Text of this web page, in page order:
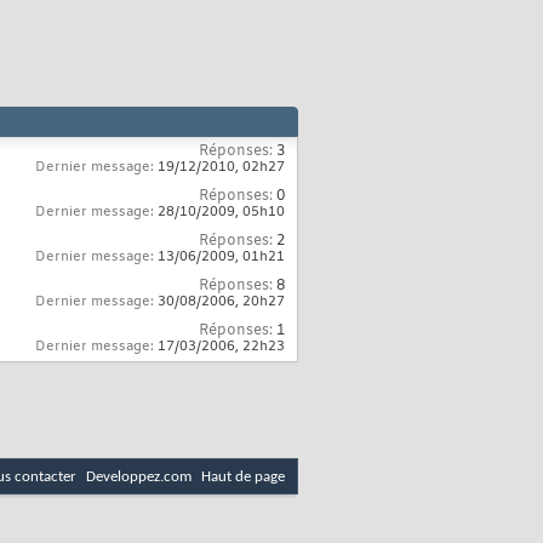
Réponses: 3
Dernier message: 19/12/2010, 02h27
Réponses:0
Dernier message: 28/10/2009, 05h10
Réponses: 2
Dernier message: 13/06/2009, 01h21
Réponses:8
Dernier message: 30/08/2006, 20h27
Réponses: 1
Dernier message: 17/03/2006, 22h23
contacter Developpez.com Haut de page